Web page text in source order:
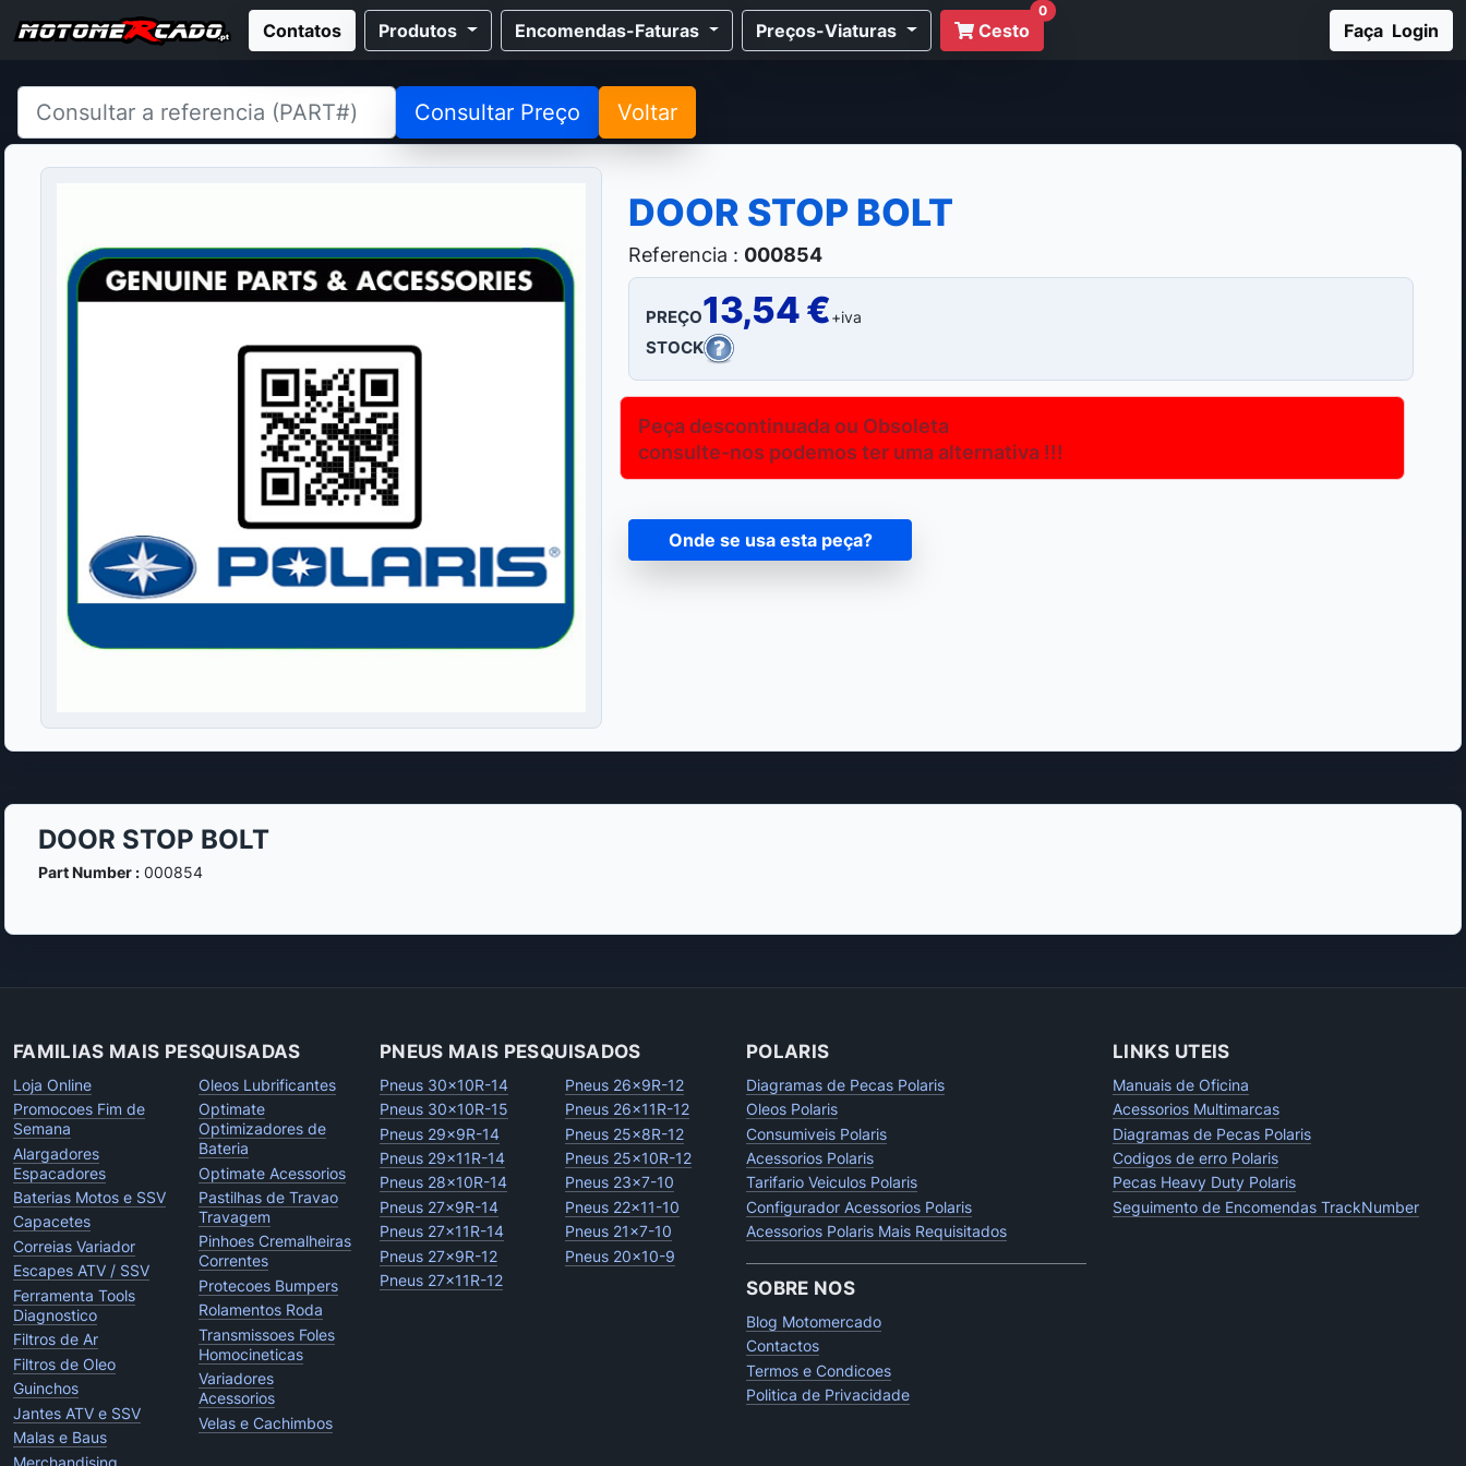
Contatos Produtos Encomendas-Faturas Preços-Viaturas Cesto
0
Faça Login
Consultar Preço Voltar
DOOR STOP BOLT
Referencia : 000854
PREÇO13,54 €+iva
STOCK
Peça descontinuada ou Obsoleta
consulte-nos podemos ter uma alternativa !!!
Onde se usa esta peça?
DOOR STOP BOLT
Part Number :000854
FAMILIAS MAIS PESQUISADAS
Loja Online
Promocoes Fim de
Semana
Alargadores
Espacadores
Baterias Motos e SSV
Capacetes
Correias Variador
Escapes ATV / SSV
Ferramenta Tools
Diagnostico
Filtros de Ar
Filtros de Oleo
Guinchos
Jantes ATV e SSV
Malas e Baus
Merchandising
Oleos Lubrificantes
Optimate
Optimizadores de
Bateria
Optimate Acessorios
Pastilhas de Travao
Travagem
Pinhoes Cremalheiras
Correntes
Protecoes Bumpers
Rolamentos Roda
Transmissoes Foles
Homocineticas
Variadores
Acessorios
Velas e Cachimbos
PNEUS MAIS PESQUISADOS
Pneus 30x10R-14
Pneus 30x10R-15
Pneus 29x9R-14
Pneus 29x11R-14
Pneus 28x10R-14
Pneus 27x9R-14
Pneus 27x11R-14
Pneus 27x9R-12
Pneus 27x11R-12
Pneus 26x9R-12
Pneus 26x11R-12
Pneus 25x8R-12
Pneus 25x10R-12
Pneus 23x7-10
Pneus 22x11-10
Pneus 21x7-10
Pneus 20x10-9
POLARIS
Diagramas de Pecas Polaris
Oleos Polaris
Consumiveis Polaris
Acessorios Polaris
Tarifario Veiculos Polaris
Configurador Acessorios Polaris
Acessorios Polaris Mais Requisitados
SOBRE NOS
Blog Motomercado
Contactos
Termos e Condicoes
Politica de Privacidade
LINKS UTEIS
Manuais de Oficina
Acessorios Multimarcas
Diagramas de Pecas Polaris
Codigos de erro Polaris
Pecas Heavy Duty Polaris
Seguimento de Encomendas TrackNumber